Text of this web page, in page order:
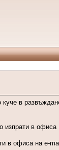
куче в
изпрати в офиса
в офиса на e-